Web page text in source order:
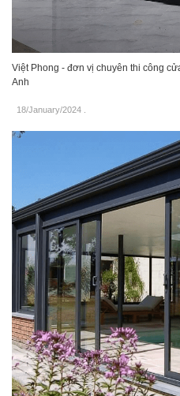
Việt Phong - đơn vị chuyên thi công
Anh
18/January/2024